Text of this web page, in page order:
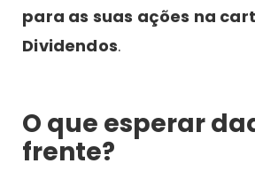
para as suas ações na
Dividendos.
O que esperar
frente?